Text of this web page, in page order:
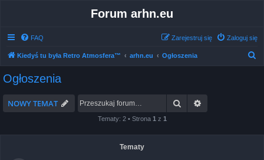
Forum arhn.eu
FAQ Zaloguj się
Zarejestruj się
Kiedyś tu była Retro Atmosfera™ arhn.eu Ogłoszenia
Ogłoszenia
NOWY TEMAT Szukaj
Tematy: 2 • Strona 1 z 1
Tematy